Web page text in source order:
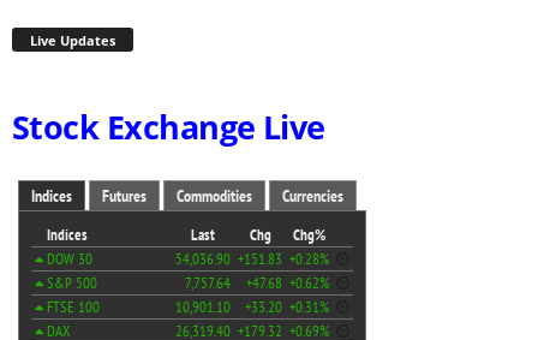
Live Updates
Stock Exchange Live